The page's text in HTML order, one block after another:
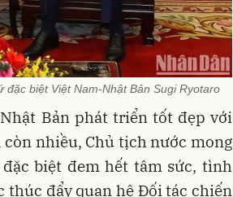
biệt Việt Nam-Nhật Bản Sugi Ryotaro
Bản phát triển tốt đẹp với
nhiều, Chủ tịch nước mong
biệt đem hết tâm sức, tình
thúc đẩy quan hệ Đối tác chiến